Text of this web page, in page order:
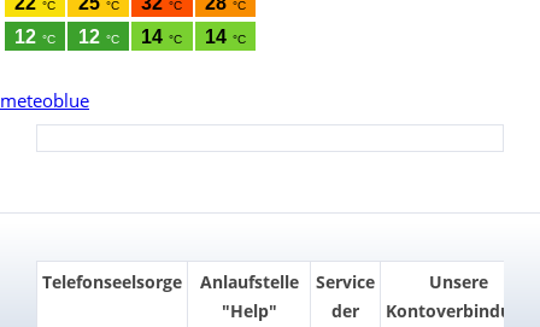
meteoblue
Telefonseelsorge
Anlaufstelle
"Help"
Service
der
Unsere
Kontoverbindung